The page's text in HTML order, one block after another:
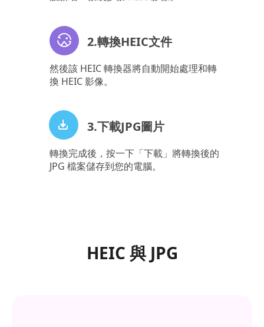
2.轉換HEIC文件
然後該 HEIC 轉換器將自動開始處理和轉
換 HEIC 影像。
3.下載JPG圖片
轉換完成後，按一下「下載」將轉換後的
JPG 檔案儲存到您的電腦。
HEIC 與 JPG